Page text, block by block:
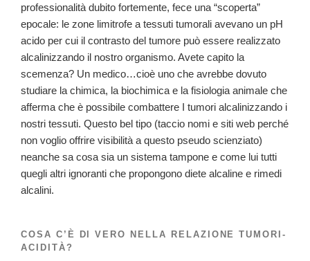
professionalità dubito fortemente, fece una “scoperta”
epocale: le zone limitrofe a tessuti tumorali avevano un pH
acido per cui il contrasto del tumore può essere realizzato
alcalinizzando il nostro organismo. Avete capito la
scemenza? Un medico…cioè uno che avrebbe dovuto
studiare la chimica, la biochimica e la fisiologia animale che
afferma che è possibile combattere I tumori alcalinizzando i
nostri tessuti. Questo bel tipo (taccio nomi e siti web perché
non voglio offrire visibilità a questo pseudo scienziato)
neanche sa cosa sia un sistema tampone e come lui tutti
quegli altri ignoranti che propongono diete alcaline e rimedi
alcalini.
COSA C’È DI VERO NELLA RELAZIONE TUMORI-
ACIDITÀ?